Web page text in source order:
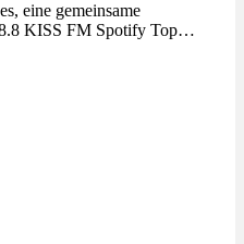
eine gemeinsame
KISS FM Spotify Top…